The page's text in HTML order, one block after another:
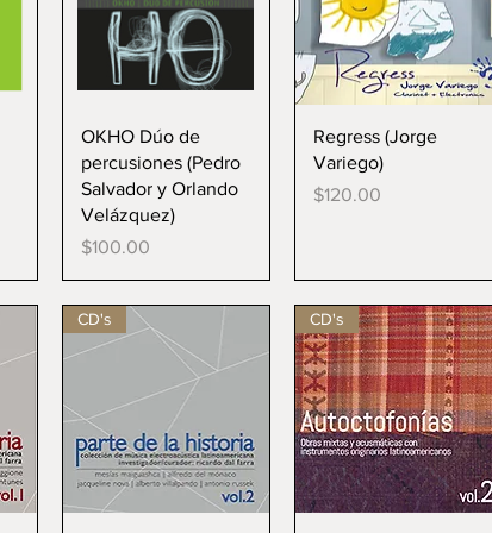
Vista rápida
OKHO Dúo de
percusiones (Pedro
Salvador y Orlando
Velázquez)
Precio
$100.00
Vista rápida
Regress (Jorge
Variego)
Precio
$120.00
CD's CD's